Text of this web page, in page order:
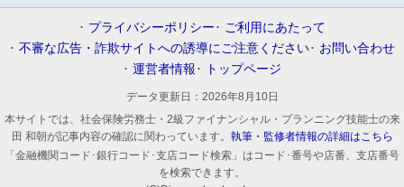
プライバシーポリシー
ご利用にあたって
不審な広告・詐欺サイトへの誘導にご注意ください
お問い合わせ
運営者情報
トップページ
データ更新日： 2026年8月10日
本サイトでは、社会保険労務士・2級ファイナンシャル・プランニング技能士の来
田 和朝が記事内容の確認に関わっています。 執筆・監修者情報の詳細はこちら
「金融機関コード･銀行コード･支店コード検索」はコード･番号や店番、支店番号
を検索できます。